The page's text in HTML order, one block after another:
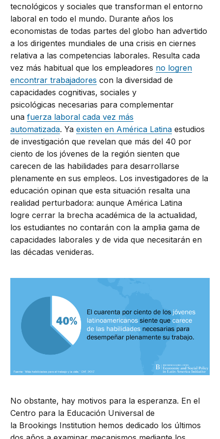
tecnológicos y sociales que transforman el entorno
laboral en todo el mundo. Durante años los
economistas de todas partes del globo han advertido
a los dirigentes mundiales de una crisis en ciernes
relativa a las competencias laborales. Resulta cada
vez más habitual que los empleadores no logren
encontrar trabajadores con la diversidad de
capacidadescognitivas, sociales y
psicológicas necesarias para complementar
una fuerza laboral cada vez más
automatizada. Ya existen en América Latina estudios
de investigación que revelan que más del 40 por
ciento de los jóvenes de la región sienten que
carecen de las habilidades para desarrollarse
plenamente ensus empleos. Los investigadores de la
educación opinan que esta situación resalta una
realidad perturbadora: aunque América Latina
logre cerrar la brecha académica de la actualidad,
los estudiantes no contarán con la amplia gama de
capacidades laborales y de vida que necesitarán en
las décadas venideras.
No obstante, hay motivos para la esperanza. En el
Centro para la Educación Universal de
la Brookings Institution hemos dedicado los últimos